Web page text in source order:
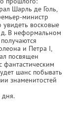
Шарль де Голь,
министр
восковые
д. В неформальном
и Петра I,
посвящен
фантастическим
шанс побывать
знаменитостей
дня.